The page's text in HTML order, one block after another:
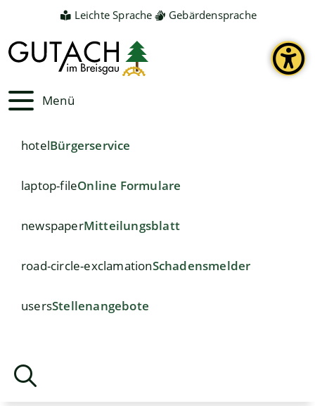
Leichte Sprache Gebärdensprache
Menü
hotelBürgerservice
laptop-fileOnline Formulare
newspaperMitteilungsblatt
road-circle-exclamationSchadensmelder
usersStellenangebote